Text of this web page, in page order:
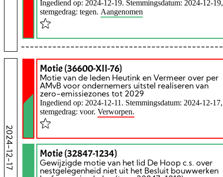
Ingediend op: 2024-12-19. Stemmingsdatum: 2024-12-19,
stemgedrag: tegen. Aangenomen
2024-12-17
Motie (36600-XII-76)
Motie van de leden Heutink en Vermeer over per
AMvB voor ondernemers uitstel realiseren van
zero-emissiezones tot 2029
Ingediend op: 2024-12-11. Stemmingsdatum: 2024-12-17,
stemgedrag: voor. Verworpen.
Motie (32847-1234)
Gewijzigde motie van het lid De Hoop c.s. over
nestgelegenheid niet uit het Besluit bouwwerken